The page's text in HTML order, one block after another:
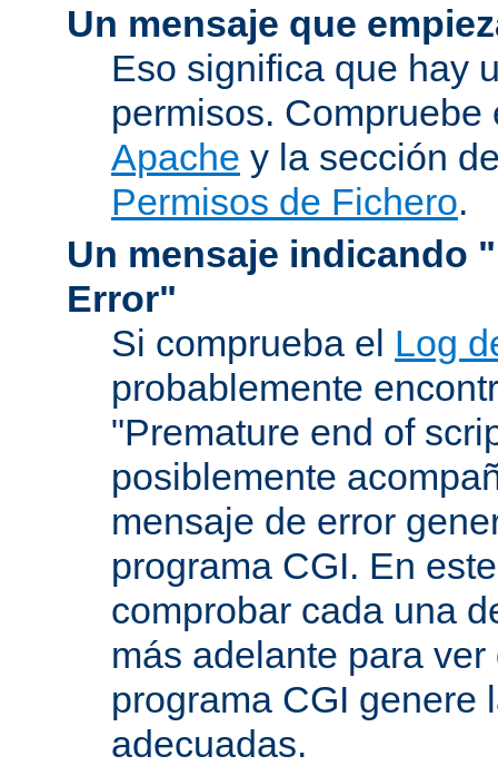
Un mensaje que
Eso significa que hay
permisos.
Apache y la sección
Permisos de Fichero.
Un mensaje indicando
Error"
Si comprueba el Log
probablemente
"Premature end of
posiblemente
mensaje de error
programa CGI. En
comprobar cada una
más adelante para
programa CGI genere
adecuadas.